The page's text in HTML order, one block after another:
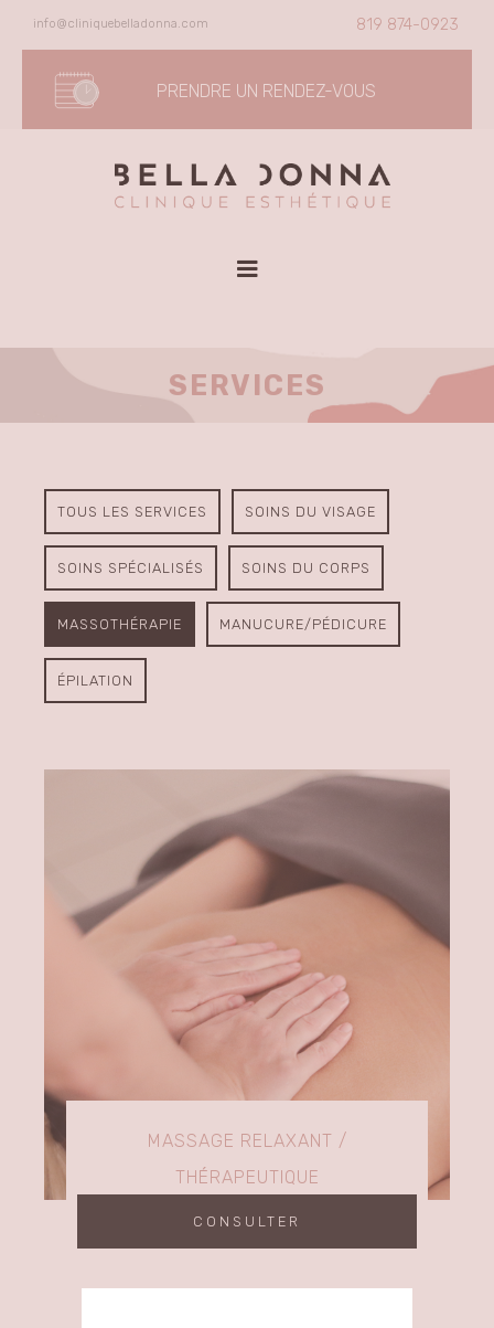
info@cliniquebelladonna.com 819 874-0923
PRENDRE UN RENDEZ-VOUS
SERVICES
TOUS LES SERVICES SOINS DU VISAGE
SOINS SPÉCIALISÉS SOINS DU CORPS
MASSOTHÉRAPIE MANUCURE/PÉDICURE
ÉPILATION
MASSAGE RELAXANT /
THÉRAPEUTIQUE
CONSULTER